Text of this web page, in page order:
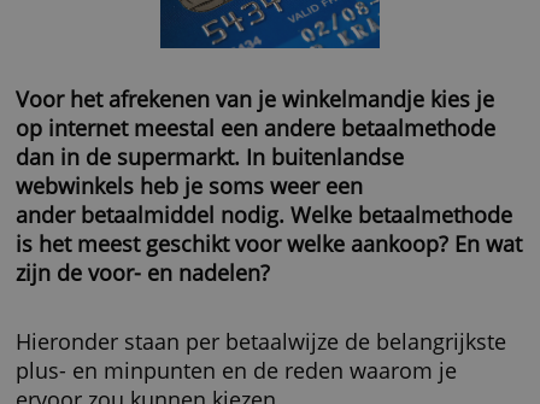
Voor het afrekenen van je winkelmandje
op internet meestal een andere
dan in de supermarkt. In buitenlandse
webwinkels heb je soms weer een
ander betaalmiddel nodig. Welke
is het meest geschikt voor welke aankoop?
zijn de voor- en nadelen?